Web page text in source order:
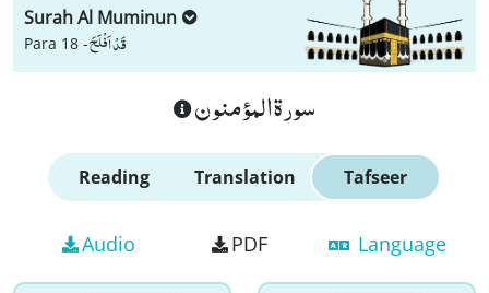
Surah Al Muminun
Para 18 -قَدْ اَفْلَحَ
سورة المؤمنون
Reading Translation Tafseer
Audio PDF Language